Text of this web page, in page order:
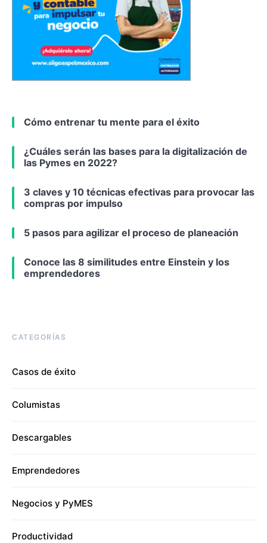
Cómo entrenar tu mente para el éxito
¿Cuáles serán las bases para la digitalización de
las Pymes en 2022?
3 claves y 10 técnicas efectivas para provocar las
compras por impulso
5 pasos para agilizar el proceso de planeación
Conoce las 8 similitudes entre Einstein y los
emprendedores
CATEGORÍAS
Casos de éxito
Columistas
Descargables
Emprendedores
Negocios y PyMES
Productividad